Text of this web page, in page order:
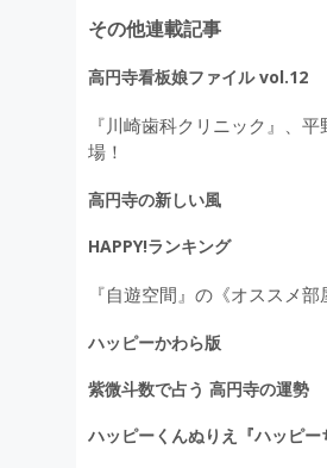
その他連載記事
高円寺看板娘ファイル vol.12
『川崎歯科クリニック』、
場！
高円寺の新しい風
HAPPY!ランキング
『自遊空間』の《オススメ部
ハッピーかわら版
紫微斗数で占う 高円寺の運勢
ハッピーくんぬりえ『ハッピー